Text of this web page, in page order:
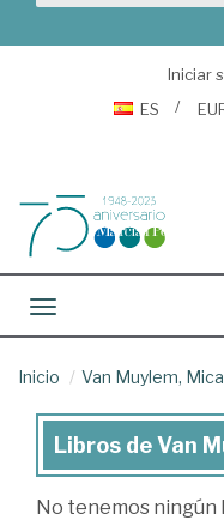
Iniciar
ES
Toggle navigation
Inicio Van Muylem,
Libros
de
Libros de Van
No tenemos ningún